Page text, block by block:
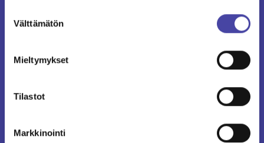
valinta
Välttämätön
Mieltymykset
Tilastot
Markkinointi
About
Media